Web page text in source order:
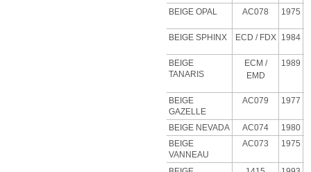
BEIGE OPAL AC078 1975
BEIGE SPHINX ECD / FDX 1984
BEIGE
TANARIS
ECM /
EMD
1989
BEIGE
GAZELLE
AC079 1977
BEIGE NEVADA AC074
1980
BEIGE
VANNEAU
AC073 1975